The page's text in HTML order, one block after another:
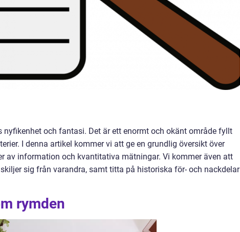
och fantasi. Det är ett enormt och okänt område fyllt
I denna artikel kommer vi att ge en grundlig översikt över
av information och kvantitativa mätningar. Vi kommer även att
sig från varandra, samt titta på historiska för- och nackdelar
rymden